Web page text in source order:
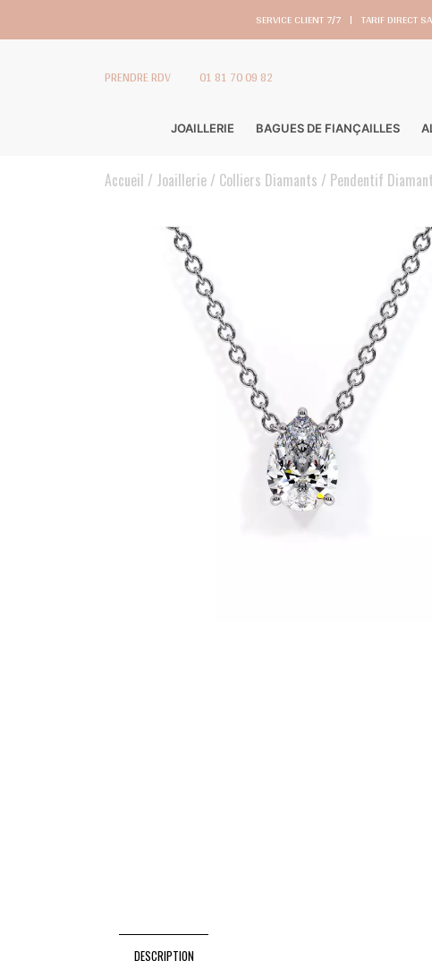
SERVICE CLIENT 7/7 | TARIF DIRECT
PRENDRE RDV 01 81 70 09 82
JOAILLERIE BAGUES DE FIANÇAILLES
Accueil Joaillerie Colliers Diamants Pendentif
DESCRIPTION